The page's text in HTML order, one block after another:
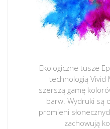
Ekologiczne tusze
technologią Vivid
szerszą gamę
barw. Wydruki są
promieni
zachowują